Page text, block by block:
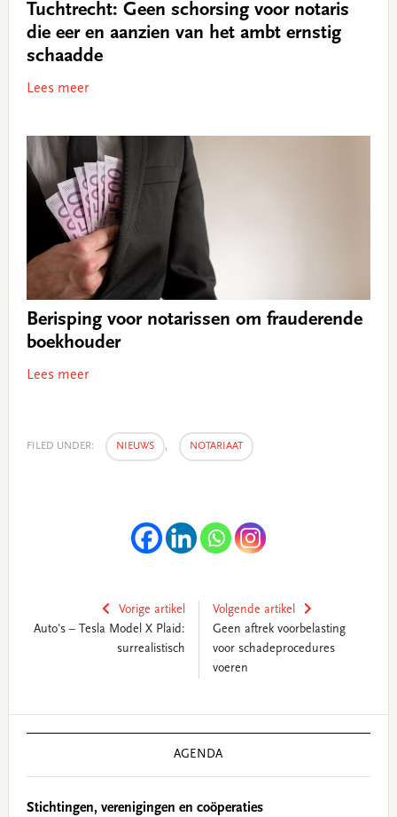
Tuchtrecht: Geen schorsing voor notaris
die eer en aanzien van het ambt ernstig
schaadde
Lees meer
Berisping voor notarissen om frauderende
boekhouder
Lees meer
FILED UNDER: NIEUWS , NOTARIAAT
Vorige artikel
Auto's – Tesla Model X Plaid:
surrealistisch
Volgende artikel
Geen aftrek voorbelasting
voor schadeprocedures
voeren
AGENDA
Stichtingen, verenigingen en coöperaties